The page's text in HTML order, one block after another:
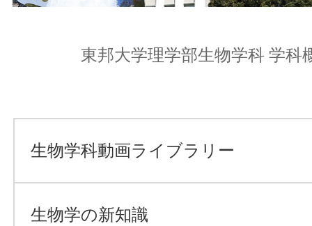
東邦大学理学部生物学科 学科
生物学科動画ライブラリー
生物学の新知識